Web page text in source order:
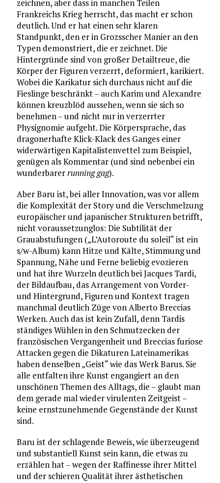
zeichnen, aber dass in manchen Teilen
Frankreichs Krieg herrscht, das macht er schon
deutlich. Und er hat einen sehr klaren
Standpunkt, den er in Grozsscher Manier an den
Typen demonstriert, die er zeichnet. Die
Hintergründe sind von großer Detailtreue, die
Körper der Figuren verzerrt, deformiert, karikiert.
Wobei die Karikatur sich durchaus nicht auf die
Fieslinge beschränkt – auch Karim und Alexandre
können kreuzblöd aussehen, wenn sie sich so
benehmen – und nicht nur in verzerrter
Physignomie aufgeht. Die Körpersprache, das
dragonerhafte Klick-Klack des Ganges einer
widerwärtigen Kapitalistenvettel zum Beispiel,
genügen als Kommentar (und sind nebenbei ein
wunderbarer running gag).
Aber Baru ist, bei aller Innovation, was vor allem
die Komplexität der Story und die Verschmelzung
europäischer und japanischer Strukturen betrifft,
nicht voraussetzunglos: Die Subtilität der
Grauabstufungen („L’Autoroute du soleil“ ist ein
s/w-Album) kann Hitze und Kälte, Stimmung und
Spannung, Nähe und Ferne beliebig evozieren
und hat ihre Wurzeln deutlich bei Jacques Tardi,
der Bildaufbau, das Arrangement von Vorder-
und Hintergrund, Figuren und Kontext tragen
manchmal deutlich Züge von Alberto Breccias
Werken. Auch das ist kein Zufall, denn Tardis
ständiges Wühlen in den Schmutzecken der
französischen Vergangenheit und Breccias furiose
Attacken gegen die Dikaturen Lateinamerikas
haben denselben „Geist“ wie das Werk Barus. Sie
alle entfalten ihre Kunst engangiert an den
unschönen Themen des Alltags, die – glaubt man
dem gerade mal wieder virulenten Zeitgeist –
keine ernstzunehmende Gegenstände der Kunst
sind.
Baru ist der schlagende Beweis, wie überzeugend
und substantiell Kunst sein kann, die etwas zu
erzählen hat – wegen der Raffinesse ihrer Mittel
und der schieren Qualität ihrer ästhetischen